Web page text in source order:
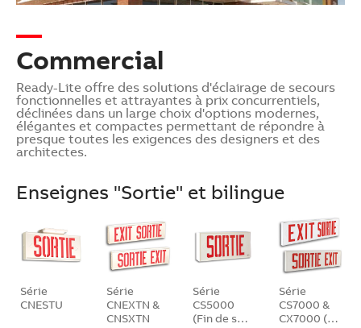
Commercial
Ready-Lite offre des solutions d'éclairage de secours
fonctionnelles et attrayantes à prix concurrentiels,
déclinées dans un large choix d'options modernes,
élégantes et compactes permettant de répondre à
presque toutes les exigences des designers et des
architectes.
Enseignes "Sortie" et bilingue
Série
CNESTU
Série
CNEXTN &
CNSXTN
Série
CS5000
(Fin de s…
Série
CS7000 &
CX7000 (…